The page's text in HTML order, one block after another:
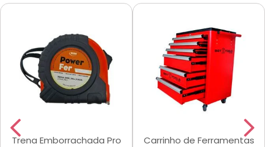
Trena Emborrachada Pro
Carrinho de Ferramentas